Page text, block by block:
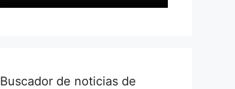
Buscador de noticias de